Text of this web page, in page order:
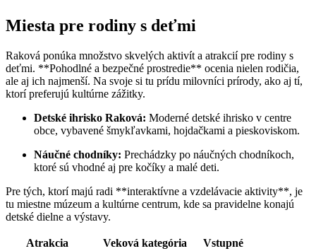
Miesta pre rodiny s deťmi
Raková ponúka množstvo skvelých aktivít a atrakcií pre rodiny s
deťmi. **Pohodlné a bezpečné prostredie** ocenia nielen rodičia,
ale aj ich najmenší. Na svoje si tu prídu milovníci prírody, ako aj tí,
ktorí preferujú kultúrne zážitky.
Detské ihrisko Raková: Moderné detské ihrisko v centre
obce, vybavené šmykľavkami, hojdačkami a pieskoviskom.
Náučné chodníky: Prechádzky po náučných chodníkoch,
ktoré sú vhodné aj pre kočíky a malé deti.
Pre tých, ktorí majú radi **interaktívne a vzdelávacie aktivity**, je
tu miestne múzeum a kultúrne centrum, kde sa pravidelne konajú
detské dielne a výstavy.
Atrakcia Veková kategória
Vstupné